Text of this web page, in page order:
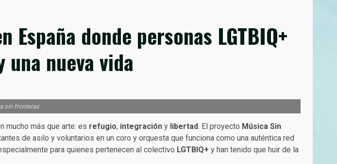
donde personas LGTBIQ+
nueva vida
sin fronteras
mucho más que arte: es refugio, integración y libertad. El proyecto Música Sin
de asilo y voluntarios en un coro y orquesta que funciona como una auténtica red
para quienes pertenecen al colectivo LGTBIQ+ y han tenido que huir de la